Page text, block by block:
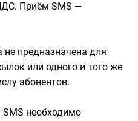
Приём SMS —
не предназначена для
или одного и того же
абонентов.
необходимо